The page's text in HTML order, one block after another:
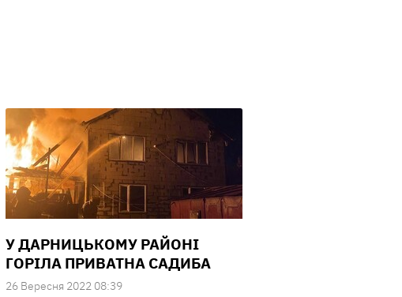
У ДАРНИЦЬКОМУ РАЙОНІ
ГОРІЛА ПРИВАТНА САДИБА
26 Вересня 2022 08:39